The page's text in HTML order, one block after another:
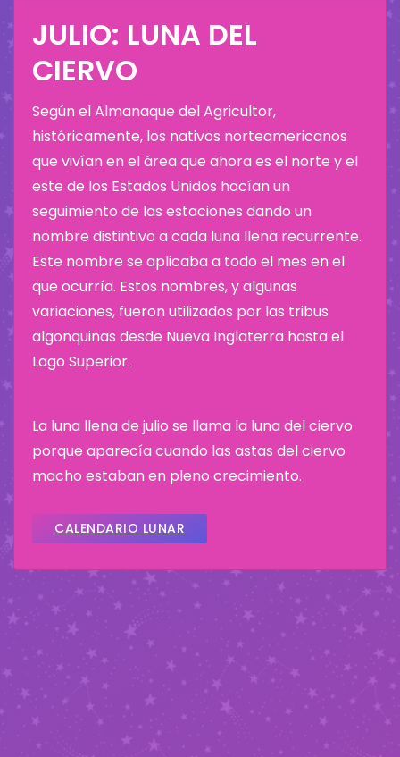
JULIO: LUNA DEL
CIERVO
Según el Almanaque del Agricultor,
históricamente, los nativos norteamericanos
que vivían en el área que ahora es el norte y el
este de los Estados Unidos hacían un
seguimiento de las estaciones dando un
nombre distintivo a cada luna llena recurrente.
Este nombre se aplicaba a todo el mes en el
que ocurría. Estos nombres, y algunas
variaciones, fueron utilizados por las tribus
algonquinas desde Nueva Inglaterra hasta el
Lago Superior.
La luna llena de julio se llama la luna del ciervo
porque aparecía cuando las astas del ciervo
macho estaban en pleno crecimiento.
CALENDARIO LUNAR